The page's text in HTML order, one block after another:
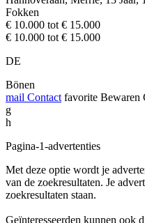
Fokken
€ 10.000 tot € 15.000
€ 10.000 tot € 15.000
DE
Bönen
mail Contact favorite Bewaren
g
h
Pagina-1-advertenties
Met deze optie wordt je
van de zoekresultaten. Je
zoekresultaten staan.
Geïnteresseerden kunnen ook